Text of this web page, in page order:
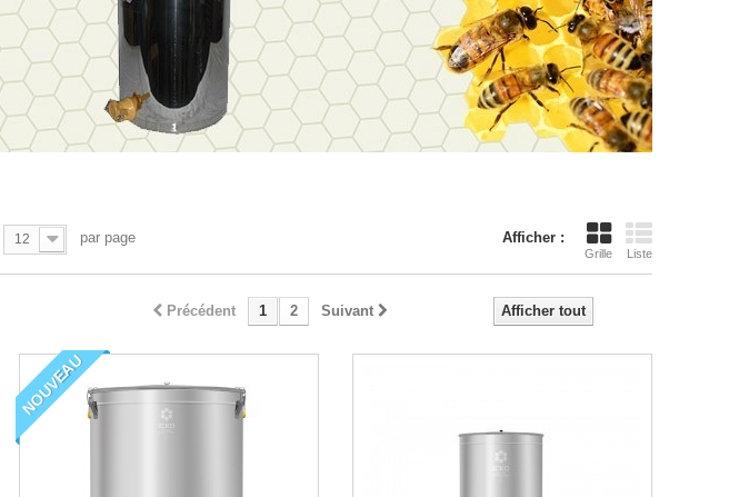
Afficher :
Grille Liste
12 par page
Afficher tout
Précédent 1 2 Suivant
NOUVEAU